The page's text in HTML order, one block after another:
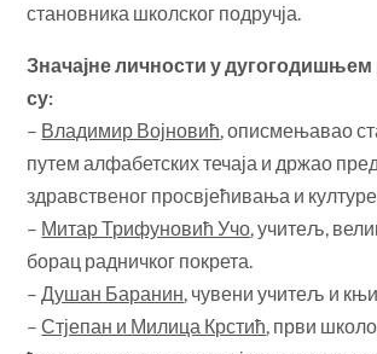
становника школског подручја.
Значајне личности у дугогодишњем
су:
– Владимир Војновић, описмењавао
путем алфабетских течаја и држао
здравственог просвјећивања и
– Митар Трифуновић Учо, учитељ,
борац радничког покрета.
–Душан Баранин, чувени учитељ и
–Стјепан и Милица Крстић, први